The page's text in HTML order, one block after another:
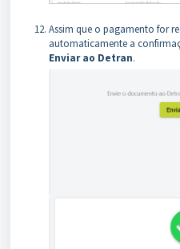
Assim que o pagamento for
automaticamente a
Enviar ao Detran.